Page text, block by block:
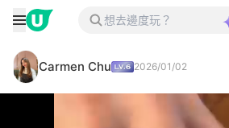
Carmen Chu 2026/01/02